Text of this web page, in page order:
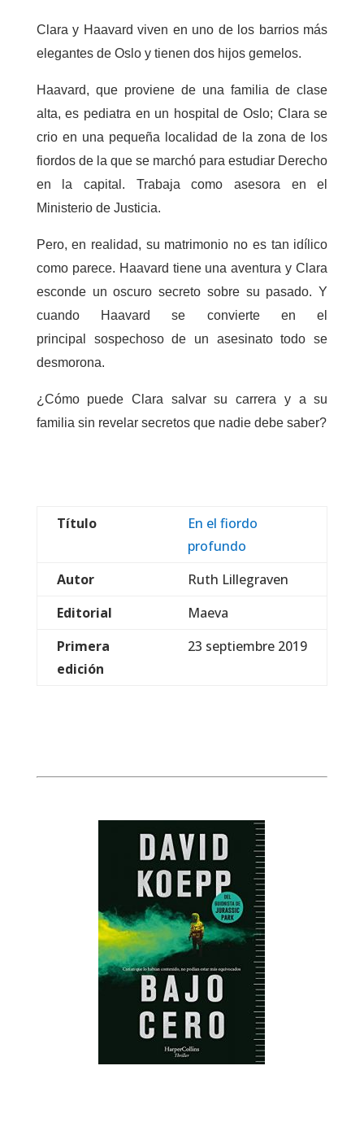
Clara y Haavard viven en uno de los barrios más
elegantes de Oslo y tienen dos hijos gemelos.
Haavard, que proviene de una familia de clase
alta, es pediatra en un hospital de Oslo; Clara se
crio en una pequeña localidad de la zona de los
fiordos de la que se marchó para estudiar Derecho
en la capital. Trabaja como asesora en el
Ministerio de Justicia.
Pero, en realidad, su matrimonio no es tan idílico
como parece. Haavard tiene una aventura y Clara
esconde un oscuro secreto sobre su pasado. Y
cuando Haavard se convierte en el
principal sospechoso de un asesinato todo se
desmorona.
¿Cómo puede Clara salvar su carrera y a su
familia sin revelar secretos que nadie debe saber?
Título
En el fiordo
profundo
Autor
Ruth Lillegraven
Editorial
Maeva
Primera
edición
23 septiembre 2019